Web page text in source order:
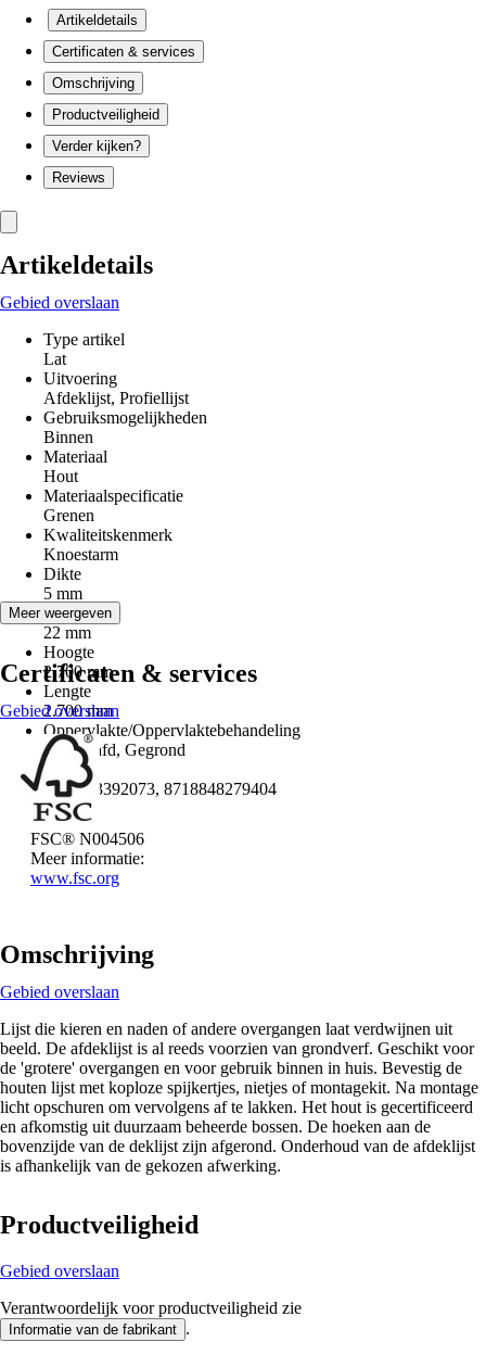
Artikeldetails
Certificaten & services
Omschrijving
Productveiligheid
Verder kijken?
Reviews
Artikeldetails
Gebied overslaan
Type artikel
Lat
Uitvoering
Afdeklijst, Profiellijst
Gebruiksmogelijkheden
Binnen
Materiaal
Hout
Materiaalspecificatie
Grenen
Kwaliteitskenmerk
Knoestarm
Dikte
5 mm
Breedte
22 mm
Hoogte
2.700 mm
Lengte
2.700 mm
Oppervlakte/Oppervlaktebehandeling
Geschaafd, Gegrond
EAN
8711283392073, 8718848279404
Meer weergeven
Certificaten & services
Gebied overslaan
FSC® N004506
Meer informatie:
www.fsc.org
Omschrijving
Gebied overslaan
Lijst die kieren en naden of andere overgangen laat verdwijnen uit
beeld. De afdeklijst is al reeds voorzien van grondverf. Geschikt voor
de 'grotere' overgangen en voor gebruik binnen in huis. Bevestig de
houten lijst met koploze spijkertjes, nietjes of montagekit. Na montage
licht opschuren om vervolgens af te lakken. Het hout is gecertificeerd
en afkomstig uit duurzaam beheerde bossen. De hoeken aan de
bovenzijde van de deklijst zijn afgerond. Onderhoud van de afdeklijst
is afhankelijk van de gekozen afwerking.
Productveiligheid
Gebied overslaan
Verantwoordelijk voor productveiligheid zie
Informatie van de fabrikant .